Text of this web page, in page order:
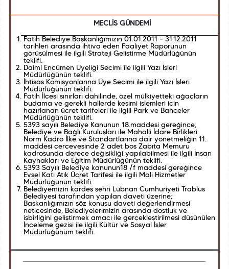
MECLİS GÜNDEMİ
Fatih Belediye Başkanlığımızın 01.01.2011 – 31.12.2011
tarihleri arasında ihtiva eden Faaliyet Raporunun
görüşülmesi ile ilgili Strateji Geliştirme Müdürlüğünün
teklifi.
Daimi Encümen Üyeliği Seçimi ile ilgili Yazı İşleri
Müdürlüğünün teklifi.
İhtisas Komisyonlarına Üye Seçimi ile ilgili Yazı İşleri
Müdürlüğünün teklifi.
Fatih İlçesi sınırları dahilinde, özel mülkiyetteki ağaçların
budama ve gerekli hallerde kesimi işlemleri için
hazırlanan ücret tarifeleri ile ilgili Park ve Bahçeler
Müdürlüğünün teklifi.
5393 sayılı Belediye Kanunun 18.maddesi gereğince,
Belediye ve Bağlı Kuruluşları ile Mahalli İdare Birlikleri
Norm Kadro İlke ve Standartlarına dair yönetmeliğin 11.
maddesi çerçevesinde 2 adet boş Zabıta Memuru
kadrosunda derece değişikliği yapılabilmesi ile ilgili İnsan
Kaynakları ve Eğitim Müdürlüğünün teklifi.
5393 Sayılı Belediye kanunun18 /f maddesi gereğince
Evsel Katı Atık Ücret Tarifesi ile ilgili Mali Hizmetler
Müdürlüğünün teklifi.
Belediyemizin kardeş şehri Lübnan Cumhuriyeti Trablus
Belediyesi tarafından yapılan daveti üzerine;
Başkanlığımızın söz konusu daveti değerlendirmesi
neticesinde, Belediyelerimizin arasında dostluk ve
işbirliğini geliştirmek amacı ile gerçekleştirilmesi düşünülen
İnceleme gezisi ile ilgili Kültür ve Sosyal İşler
Müdürlüğünüm teklifi.